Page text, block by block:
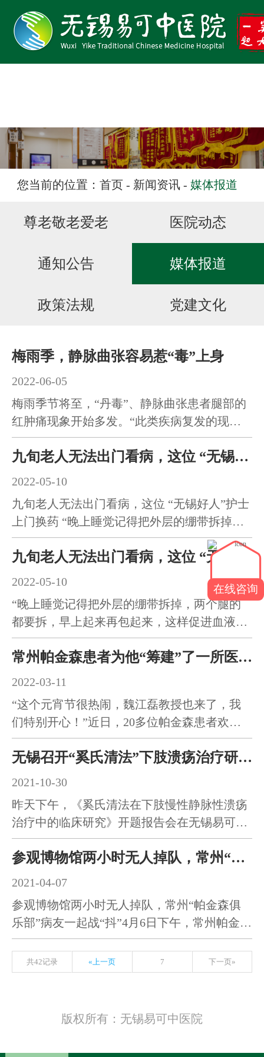
医院首页
医院概况
医院动态
学术易可
文化易可
健康教育
在线招聘
您当前的位置： 首页 - 新闻资讯- 媒体报道
尊老敬老爱老 医院动态
通知公告 媒体报道
政策法规 党建文化
梅雨季，静脉曲张容易惹“毒”上身
2022-06-05
梅雨季节将至，“丹毒”、静脉曲张患者腿部的
红肿痛现象开始多发。“此类疾病复发的现象
经常见，有没有办法解…
九旬老人无法出门看病，这位 “无锡好人”护士上门换药
2022-05-10
九旬老人无法出门看病，这位 “无锡好人”护士
上门换药 “晚上睡觉记得把外层的绷带拆掉，
两个腿的都要…
2022-05-10
“晚上睡觉记得把外层的绷带拆掉，两个腿的
都要拆，早上起来再包起来，这样促进血液回
流，有利于伤口恢复。”…
常州帕金森患者为他“筹建”了一所医院，因为这名医生让他们活得“有指望”
2022-03-11
“这个元宵节很热闹，魏江磊教授也来了，我
们特别开心！”近日，20多位帕金森患者欢聚
在常州易可中医门诊打造…
无锡召开“奚氏清法”下肢溃疡治疗研究开题报告会
2021-10-30
昨天下午，《奚氏清法在下肢慢性静脉性溃疡
治疗中的临床研究》开题报告会在无锡易可中
医院举行。《奚氏清法在…
参观博物馆两小时无人掉队，常州“帕金森俱乐部”病友一起战“抖”
2021-04-07
参观博物馆两小时无人掉队，常州“帕金森俱
乐部”病友一起战“抖”4月6日下午，常州帕金森
病友俱乐部开展“帕…
共42记录 «上一页 7 下一页»
版权所有：无锡易可中医院
在线咨询